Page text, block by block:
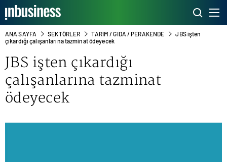
ANA SAYFA SEKTÖRLER TARIM / GIDA / PERAKENDE
JBS işten
çıkardığı çalışanlarına tazminat ödeyecek
JBS işten çıkardığı
çalışanlarına tazminat
ödeyecek